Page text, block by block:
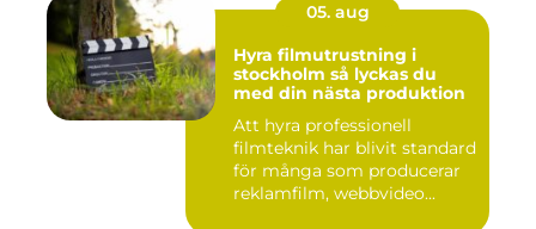
05. aug
Hyra filmutrustning i
stockholm så lyckas du
med din nästa produktion
Att hyra professionell
filmteknik har blivit standard
för många som producerar
reklamfilm, webbvideo...